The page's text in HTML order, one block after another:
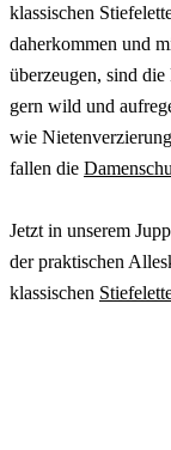
klassischen
daherkommen und
überzeugen, sind
gern wild und
wie
fallen die
Jetzt in unserem
der praktischen
klassischen